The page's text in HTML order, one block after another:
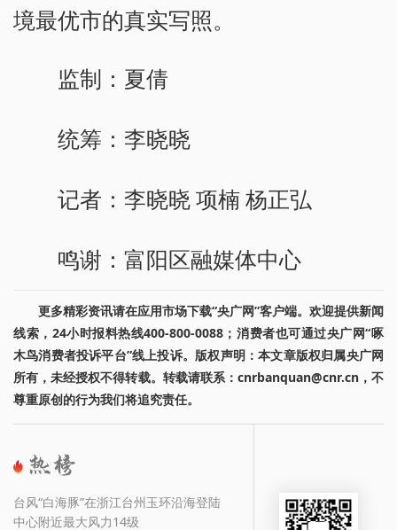
境最优市的真实写照。
监制：夏倩
统筹：李晓晓
记者：李晓晓 项楠 杨正弘
鸣谢：富阳区融媒体中心
更多精彩资讯请在应用市场下载“央广网”客户端。欢迎提供新闻
线索，24小时报料热线400-800-0088；消费者也可通过央广网“啄
木鸟消费者投诉平台”线上投诉。版权声明：本文章版权归属央广网
所有，未经授权不得转载。转载请联系：cnrbanquan@cnr.cn，不
尊重原创的行为我们将追究责任。
台风“白海豚”在浙江台州玉环沿海登陆
中心附近最大风力14级